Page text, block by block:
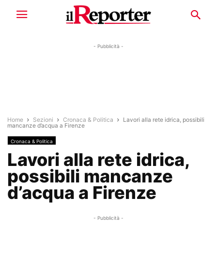
- Pubblicità -
Home Sezioni Cronaca & Politica
Lavori alla rete idrica, possibili
mancanze d’acqua a Firenze
Cronaca & Politica
Lavori alla rete idrica,
possibili mancanze
d’acqua a Firenze
- Pubblicità -